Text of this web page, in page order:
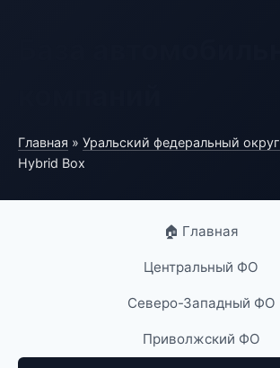
Главная » Уральский федеральный округ
Hybrid Box
🏠 Главная
Центральный ФО
Северо-Западный ФО
Приволжский ФО